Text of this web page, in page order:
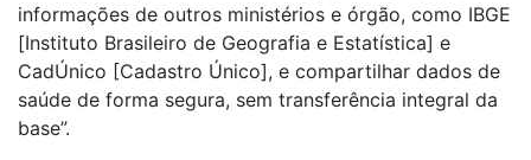
informações de outros ministérios e órgão, como IBGE
[Instituto Brasileiro de Geografia e Estatística] e
CadÚnico [Cadastro Único], e compartilhar dados de
saúde de forma segura, sem transferência integral da
base”.